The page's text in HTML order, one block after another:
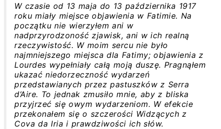
W czasie od 13 maja do 13 października 1917
roku miały miejsce objawienia w Fatimie. Na
początku nie wierzyłem ani w
nadprzyrodzoność zjawisk, ani w ich realną
rzeczywistość. W moim sercu nie było
najmniejszego miejsca dla Fatimy; objawienia z
Lourdes wypełniały całą moją duszę. Pragnąłem
ukazać niedorzeczność wydarzeń
przedstawianych przez pastuszków z Serra
d’Aire. To jednak zmusiło mnie, aby z bliska
przyjrzeć się owym wydarzeniom. W efekcie
przekonałem się o szczerości Widzących z
Cova da Iria i prawdziwości ich słów.